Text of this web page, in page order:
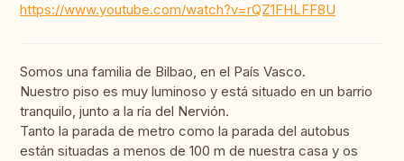
https://www.youtube.com/watch?v=rQZ1FHLFF8U
Somos una familia de Bilbao, en el País Vasco.
Nuestro piso es muy luminoso y está situado en un barrio
tranquilo, junto a la ría del Nervión.
Tanto la parada de metro como la parada del autobus
están situadas a menos de 100 m de nuestra casa y os